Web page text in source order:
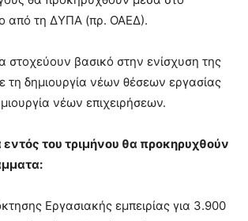
από τη ΔΥΠΑ (πρ. ΟΑΕΔ).
στοχεύουν βασικό στην ενίσχυση της
τη δημιουργία νέων θέσεων εργασίας
νέων επιχειρήσεων.
του τριμήνου θα προκηρυχθούν
Εργασιακής εμπειρίας για 3.900